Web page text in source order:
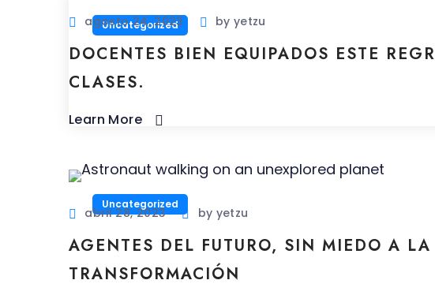
Uncategorized
agosto 24, 2023 byyetzu
DOCENTES BIEN EQUIPADOS ESTE
CLASES.
Learn More
Uncategorized
abril 28, 2023 by yetzu
AGENTES DEL FUTURO, SIN MIEDO A LA
TRANSFORMACIÓN